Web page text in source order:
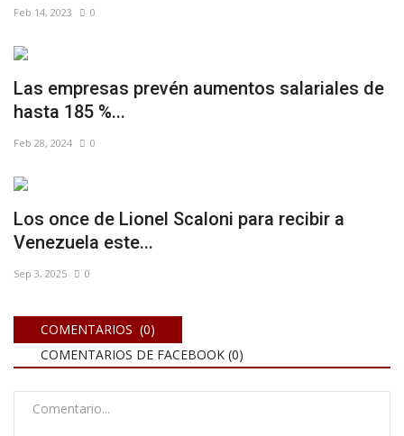
Feb 14, 2023 0
Las empresas prevén aumentos salariales de
hasta 185 %...
Feb 28, 2024 0
Los once de Lionel Scaloni para recibir a
Venezuela este...
Sep 3, 2025 0
COMENTARIOS (0)
COMENTARIOS DE FACEBOOK (0)